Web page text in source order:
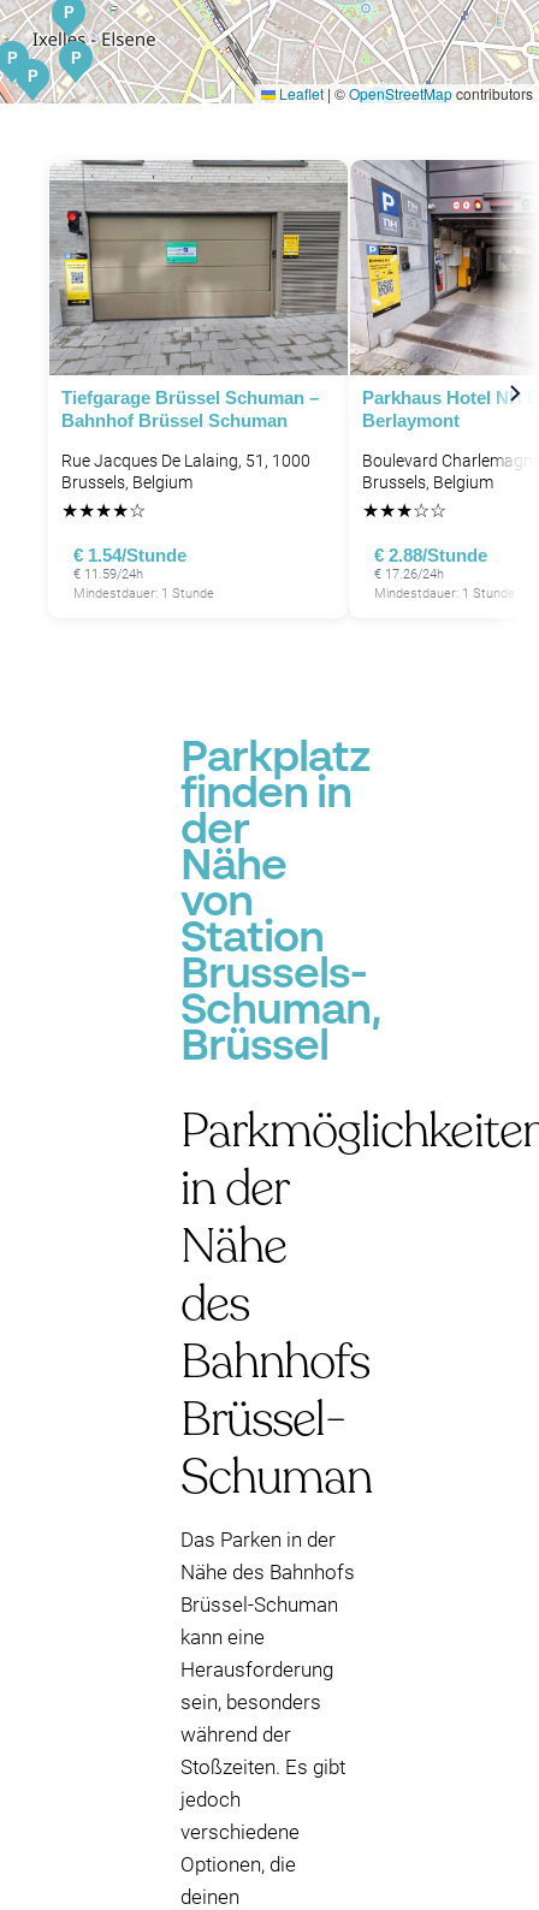
P
P
P
P
P
P
P
P
P
Leaflet | ©OpenStreetMapcontributors
Tiefgarage Brüssel Schuman –
Bahnhof Brüssel Schuman
Rue Jacques De Lalaing, 51, 1000
Brussels, Belgium
★★★★☆
€ 1.54/Stunde
€ 11.59/24h
Mindestdauer: 1 Stunde
Parkhaus Hotel NH
Berlaymont
Boulevard
Brussels, Belgium
★★★☆☆
€ 2.88/Stunde
€ 17.26/24h
Mindestdauer: 1 Stunde
Parkplatz
finden in
der
Nähe
von
Station
Brussels-
Schuman,
Brüssel
in der
Nähe
des
Bahnhofs
Brüssel-
Schuman
Das Parken in der
Nähe des Bahnhofs
Brüssel-Schuman
kann eine
Herausforderung
sein, besonders
während der
Stoßzeiten. Es gibt
jedoch
verschiedene
Optionen, die
deinen